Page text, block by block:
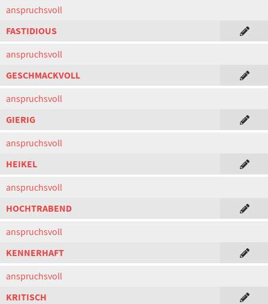
anspruchsvoll
FASTIDIOUS
anspruchsvoll
GESCHMACKVOLL
anspruchsvoll
GIERIG
anspruchsvoll
HEIKEL
anspruchsvoll
HOCHTRABEND
anspruchsvoll
KENNERHAFT
anspruchsvoll
KRITISCH